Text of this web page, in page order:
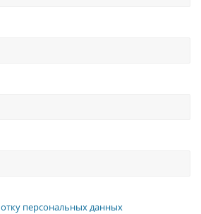
персональных данных